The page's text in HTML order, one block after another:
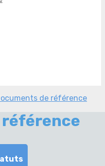
de référence
référence